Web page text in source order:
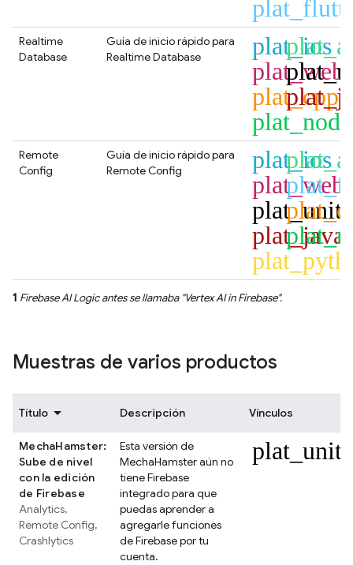
Realtime
Database
Guía de inicio rápido para
Realtime Database
plat_ios
plat_web
plat_cpp
plat_node
Remote
Config
Guía de inicio rápido para
Remote Config
plat_ios
plat_web
plat_java
1 Firebase AI Logicantes se llamaba "Vertex AI in Firebase".
Muestras de varios productos
Título Descripción Vínculos
MechaHamster:
Sube de nivel
con la edición
de Firebase
Analytics,
Remote Config,
Crashlytics
Esta versión de
MechaHamster aún no
tiene Firebase
integrado para que
puedas aprender a
agregarle funciones
de Firebase por tu
cuenta.